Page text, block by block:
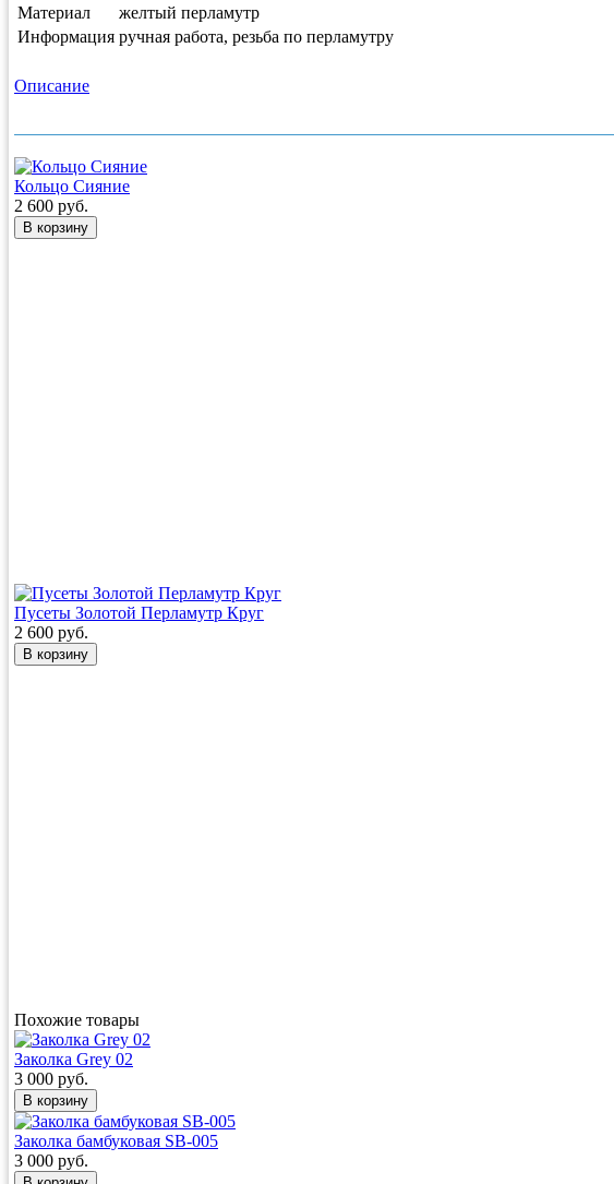
Материал
желтый перламутр
Информация ручная работа, резьба по перламутру
Описание
Кольцо Сияние
2 600 руб.
Пусеты Золотой Перламутр Круг
2 600 руб.
Похожие товары
Заколка Grey 02
3 000 руб.
Заколка бамбуковая SB-005
3 000 руб.